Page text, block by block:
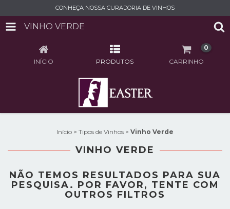
CONHEÇA NOSSA CURADORIA DE VINHOS
VINHO VERDE
INÍCIO PRODUTOS CARRINHO
0
Início > Tipos de Vinhos > Vinho Verde
VINHO VERDE
NÃO TEMOS RESULTADOS PARA SUA
PESQUISA. POR FAVOR, TENTE COM
OUTROS FILTROS